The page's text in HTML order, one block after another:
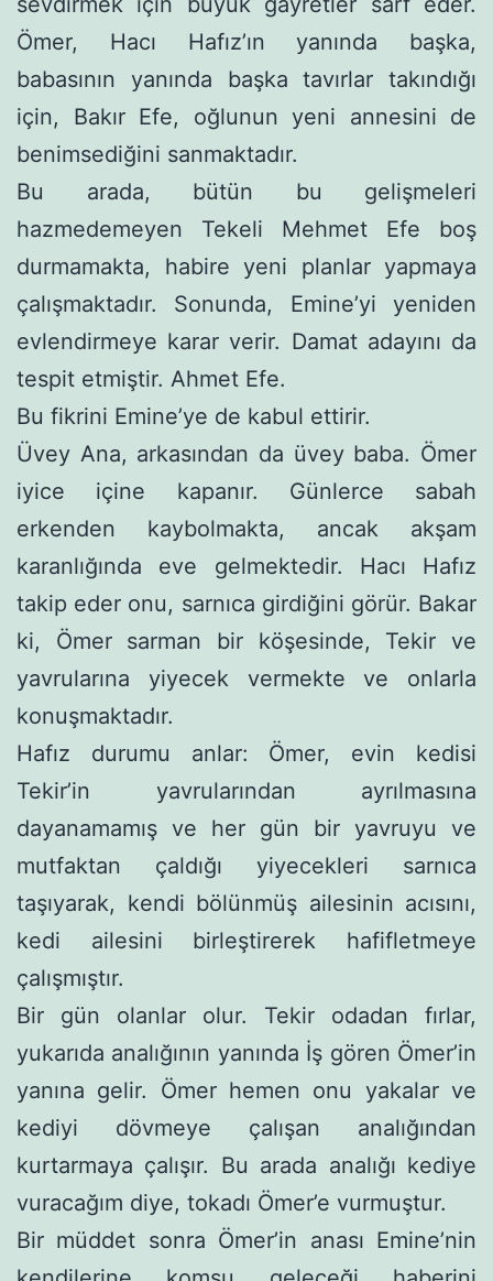
Ömer, Hacı Hafız’ın yanında başka,
babasının yanında başka tavırlar takındığı
için, Bakır Efe, oğlunun yeni annesini de
benimsediğini sanmaktadır.
Bu arada, bütün bu gelişmeleri
hazmedemeyen Tekeli Meh­met Efe boş
durmamakta, habire yeni planlar yapmaya
çalışmak­tadır. Sonunda, Emine’yi yeniden
evlendirmeye karar verir. Da­mat adayını da
tespit etmiştir. Ahmet Efe.
Bu fikrini Emine’ye de kabul ettirir.
Üvey Ana, arkasından da üvey baba. Ömer
iyice içine kapa­nır. Günlerce sabah
erkenden kaybolmakta, ancak akşam
karanlı­ğında eve gelmektedir. Hacı Hafız
takip eder onu, sarnıca girdiği­ni görür. Bakar
ki, Ömer sarman bir köşesinde, Tekir ve
yavrula­rına yiyecek vermekte ve onlarla
konuşmaktadır.
Hafız durumu anlar: Ömer, evin kedisi
Tekir’in yavruların­dan ayrılmasına
dayanamamış ve her gün bir yavruyu ve
mutfak­tan çaldığı yiyecekleri sarnıca
taşıyarak, kendi bölünmüş ailesinin acısını,
kedi ailesini birleştirerek hafifletmeye
çalışmıştır.
Bir gün olanlar olur. Tekir odadan fırlar,
yukarıda analığının yanında İş gören Ömer’in
yanına gelir. Ömer hemen onu yakalar ve
kediyi dövmeye çalışan analığından
kurtarmaya çalışır. Bu arada analığı kediye
vuracağım diye, tokadı Ömer’e vurmuştur.
Bir müddet sonra Ömer’in anası Emine’nin